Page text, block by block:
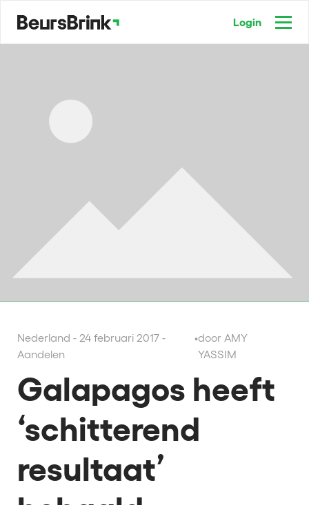
Login
Nederland - 24 februari 2017 -
Aandelen
•door AMY
YASSIM
Galapagos heeft
‘schitterend
resultaat’